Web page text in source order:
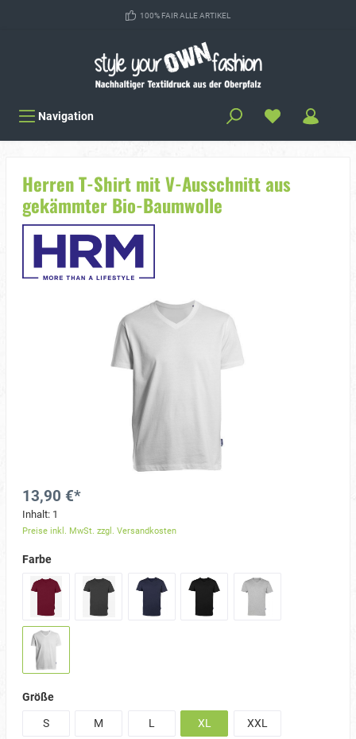
100% FAIR ALLE ARTIKEL
Navigation
Herren T-Shirt mit V-Ausschnitt aus
gekämmter Bio-Baumwolle
13,90 €*
Inhalt: 1
Preise inkl. MwSt. zzgl. Versandkosten
Farbe
Größe
S
M L XL XXL